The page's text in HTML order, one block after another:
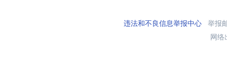
违法和不良信息举报中心举报
网